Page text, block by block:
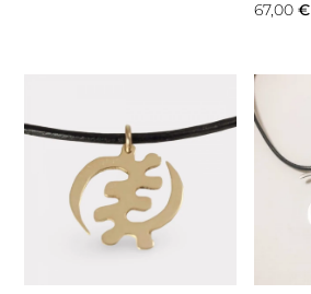
67,00€